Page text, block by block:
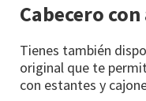
Cabecero
Tienes también
original que te
con estantes y